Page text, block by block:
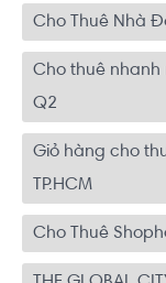
Cho Thuê Nhà
Cho thuê nhanh
Q2
Giỏ hàng cho
TP.HCM
Cho Thuê